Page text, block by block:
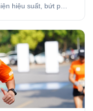
hiệu suất, bứt p…